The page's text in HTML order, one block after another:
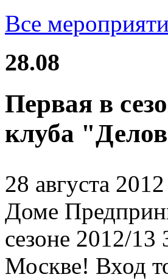
Все
28.08
Первая в
клуба
28 августа
Доме
сезоне 2012/
Москве! Вход